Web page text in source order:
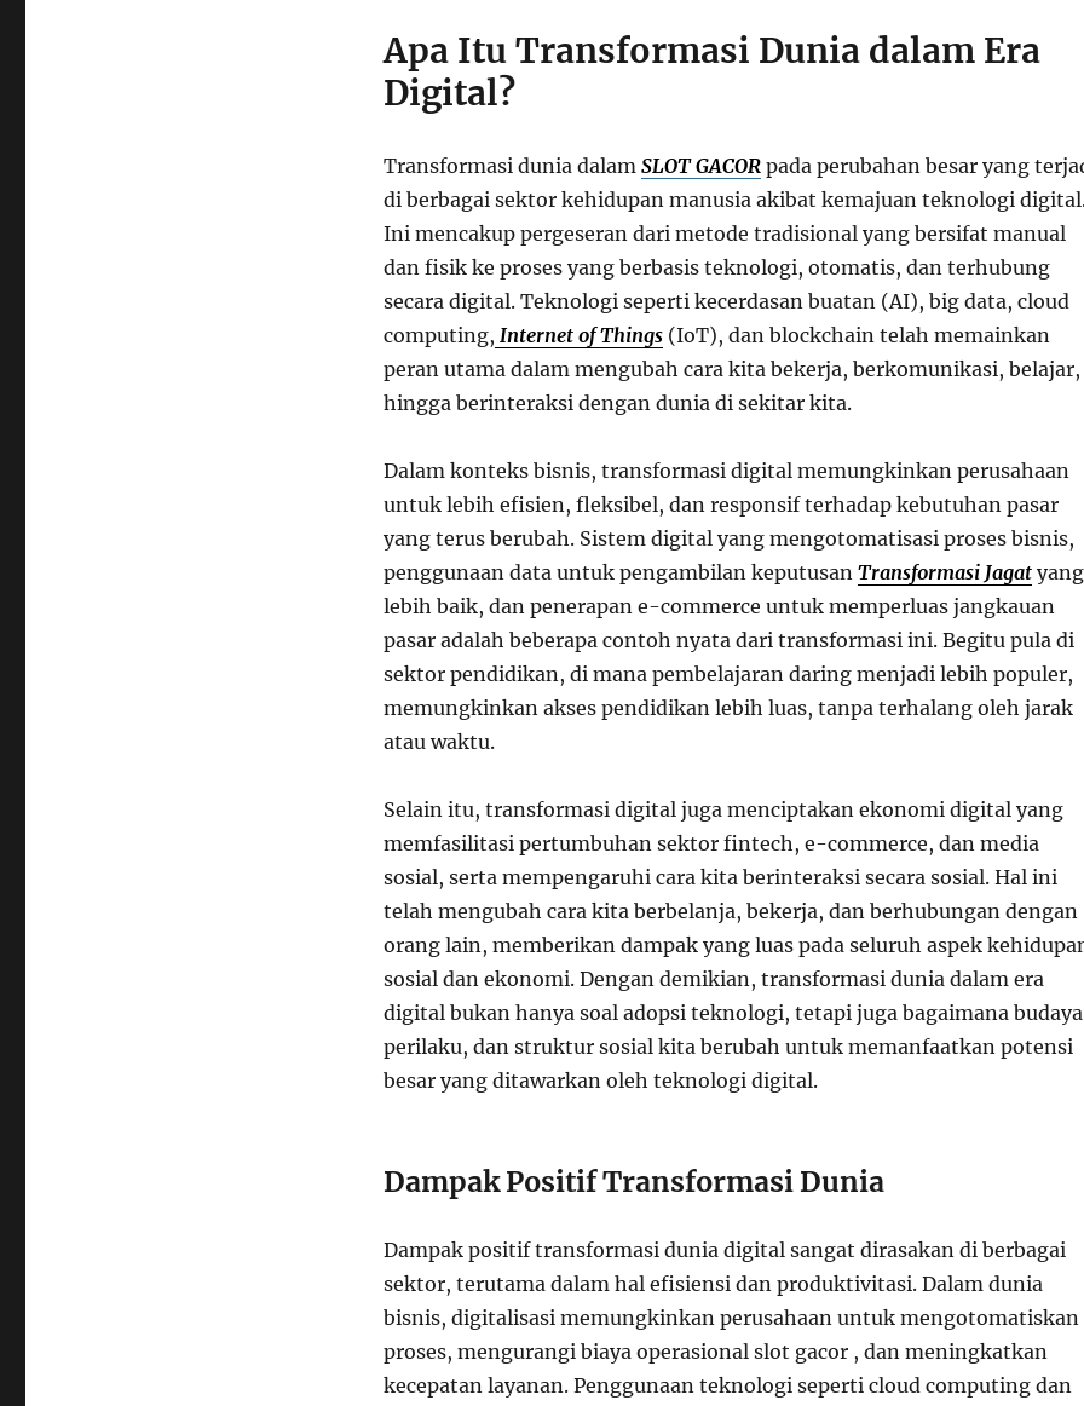
Apa Itu Transformasi Dunia dalam Era
Digital?
Transformasi dunia dalam SLOT GACORpada perubahan besar yang
di berbagai sektor kehidupan manusia akibat kemajuan teknologi
Ini mencakup pergeseran dari metode tradisional yang bersifat manual
dan fisik ke proses yang berbasis teknologi, otomatis, dan terhubung
secara digital. Teknologi seperti kecerdasan buatan (AI), big data, cloud
computing, Internet of Things (IoT), dan blockchain telah memainkan
peran utama dalam mengubah cara kita bekerja, berkomunikasi, belajar,
hingga berinteraksi dengan dunia di sekitar kita.
Dalam konteks bisnis, transformasi digital memungkinkan perusahaan
untuk lebih efisien, fleksibel, dan responsif terhadap kebutuhan pasar
yang terus berubah. Sistem digital yang mengotomatisasi proses bisnis,
penggunaan data untuk pengambilan keputusan Transformasi Jagatyang
lebih baik, dan penerapan e-commerce untuk memperluas jangkauan
pasar adalah beberapa contoh nyata dari transformasi ini. Begitu pula di
sektor pendidikan, di mana pembelajaran daring menjadi lebih populer,
memungkinkan akses pendidikan lebih luas, tanpa terhalang oleh jarak
atau waktu.
Selain itu, transformasi digital juga menciptakan ekonomi digital yang
memfasilitasi pertumbuhan sektor fintech, e-commerce, dan media
sosial, serta mempengaruhi cara kita berinteraksi secara sosial. Hal ini
telah mengubah cara kita berbelanja, bekerja, dan berhubungan dengan
orang lain, memberikan dampak yang luas pada seluruh aspek
sosial dan ekonomi. Dengan demikian, transformasi dunia dalam era
digital bukan hanya soal adopsi teknologi, tetapi juga bagaimana
perilaku, dan struktur sosial kita berubah untuk memanfaatkan potensi
besar yang ditawarkan oleh teknologi digital.
Dampak Positif Transformasi Dunia
Dampak positif transformasi dunia digital sangat dirasakan di berbagai
sektor, terutama dalam hal efisiensi dan produktivitasi. Dalam dunia
bisnis, digitalisasi memungkinkan perusahaan untuk mengotomatiskan
proses, mengurangi biaya operasional slot gacor , dan meningkatkan
kecepatan layanan. Penggunaan teknologi seperti cloud computing dan